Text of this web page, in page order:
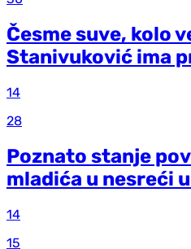
Česme suve, kolo
Stanivuković ima
14
28
Poznato stanje
mladića u nesreći
14
15